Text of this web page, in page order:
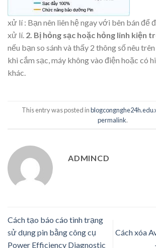
xử lí : Bạn nên liên hệ ngay với bên bán để
xử lí. 2. Bị hỏng sạc hoặc hỏng linh kiện
nếu bạn so sánh và thấy 2 thông số nêu
khi cắm sạc, máy không vào điện hoặc có
khác.
This entry was posted in
permalink.
ADMINCD
Cách tạo báo cáo tình trạng
sử dụng pin bằng công cụ
Power Efficiency Diagnostic
Cách xóa